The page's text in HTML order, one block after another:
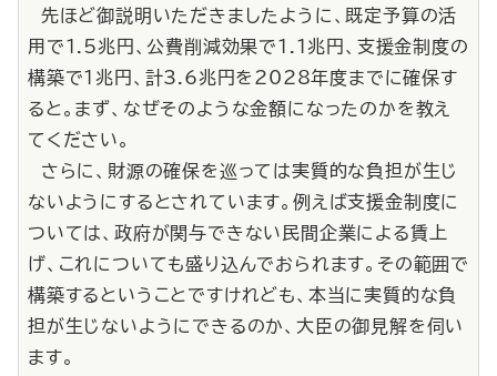
先ほど御説明いただきましたように、既定予算の活
用で1.5兆円、公費削減効果で1.1兆円、支援金制度の
構築で１兆円、計3.6兆円を2028年度までに確保す
ると。まず、なぜそのような金額になったのかを教え
てください。
さらに、財源の確保を巡っては実質的な負担が生じ
ないようにするとされています。例えば支援金制度に
ついては、政府が関与できない民間企業による賃上
げ、これについても盛り込んでおられます。その範囲で
構築するということですけれども、本当に実質的な負
担が生じないようにできるのか、大臣の御見解を伺い
ます。